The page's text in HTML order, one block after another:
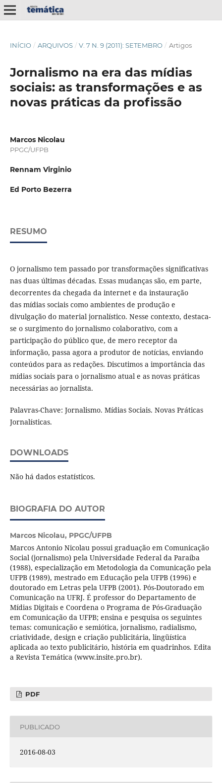
INÍCIO / ARQUIVOS / V. 7 N. 9 (2011): SETEMBRO / Artigos
Jornalismo na era das mídias
sociais: as transformações e as
novas práticas da profissão
Marcos Nicolau
PPGC/UFPB
Rennam Virginio
Ed Porto Bezerra
RESUMO
O jornalismo tem passado por transformações significativas
nas duas últimas décadas. Essas mudanças são, em parte,
decorrentes da chegada da internet e da instauração
das mídias sociais como ambientes de produção e
divulgação do material jornalístico. Nesse contexto, destaca-
se o surgimento do jornalismo colaborativo, com a
participação do público que, de mero receptor da
informação, passa agora a produtor de notícias, enviando
conteúdos para as redações. Discutimos a importância das
mídias sociais para o jornalismo atual e as novas práticas
necessárias ao jornalista.
Palavras-Chave: Jornalismo. Mídias Sociais. Novas Práticas
Jornalísticas.
DOWNLOADS
Não há dados estatísticos.
BIOGRAFIA DO AUTOR
Marcos Nicolau, PPGC/UFPB
Marcos Antonio Nicolau possui graduação em Comunicação
Social (jornalismo) pela Universidade Federal da Paraíba
(1988), especialização em Metodologia da Comunicação pela
UFPB (1989), mestrado em Educação pela UFPB (1996) e
doutorado em Letras pela UFPB (2001). Pós-Doutorado em
Comunicação na UFRJ. É professor do Departamento de
Mídias Digitais e Coordena o Programa de Pós-Graduação
em Comunicação da UFPB; ensina e pesquisa os seguintes
temas: comunicação e semiótica, jornalismo, radialismo,
criatividade, design e criação publicitária, lingüística
aplicada ao texto publicitário, história em quadrinhos. Edita
a Revista Temática (www.insite.pro.br).
PDF
PUBLICADO
2016-08-03